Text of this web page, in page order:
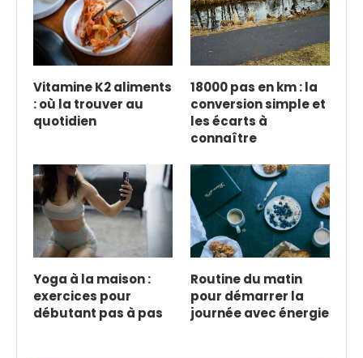
Vitamine K2 aliments
: où la trouver au
quotidien
18000 pas en km : la
conversion simple et
les écarts à
connaître
Yoga à la maison :
exercices pour
débutant pas à pas
Routine du matin
pour démarrer la
journée avec énergie